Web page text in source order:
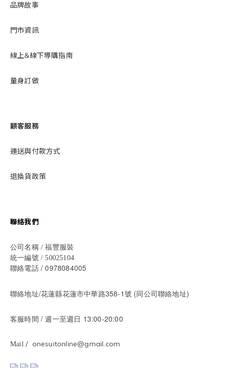
品牌故事
門市資訊
線上&線下導購指南
量身訂做
顧客服務
運送與付款方式
退換貨政策
聯絡我們
公司名稱 / 福豐服裝
統一編號 / 50025104
聯絡電話/ 0978084005
聯絡地址/花蓮縣花蓮市中華路358-1號 (同公司聯絡地址)
客服時間 / 週一至週日 13:00-20:00
Mail/ onesuitonline@gmail.com